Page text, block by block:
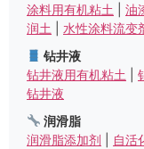
涂料用有机粘土
油
润土
水性涂料流变
钻井液
钻井液用有机粘土
钻井液
润滑脂
润滑脂添加剂
自活